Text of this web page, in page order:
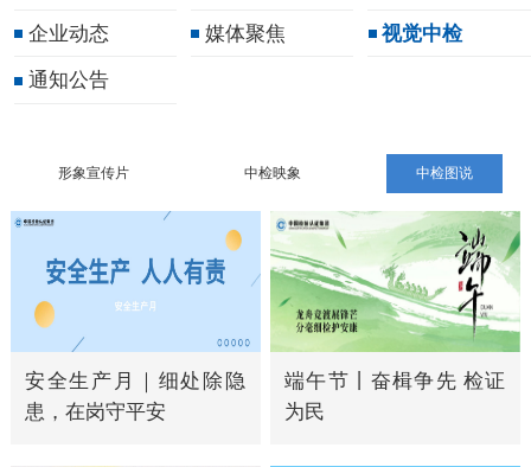
企业动态 媒体聚焦 视觉中检
通知公告
形象宣传片 中检映象 中检图说
安全生产月｜细处除隐
患，在岗守平安
端午节丨奋楫争先 检证
为民